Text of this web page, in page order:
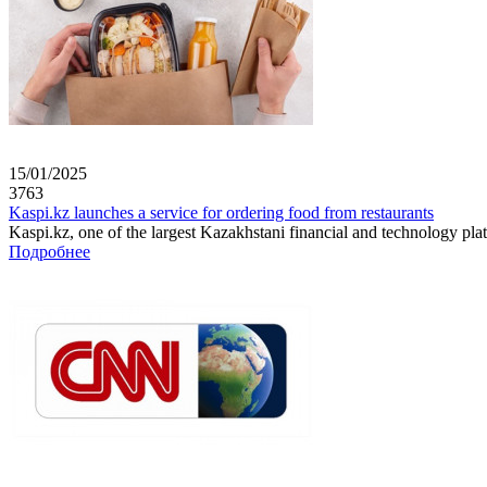
15/01/2025
3763
Kaspi.kz launches a service for ordering food from restaurants
Kaspi.kz, one of the largest Kazakhstani financial and technology
Подробнее